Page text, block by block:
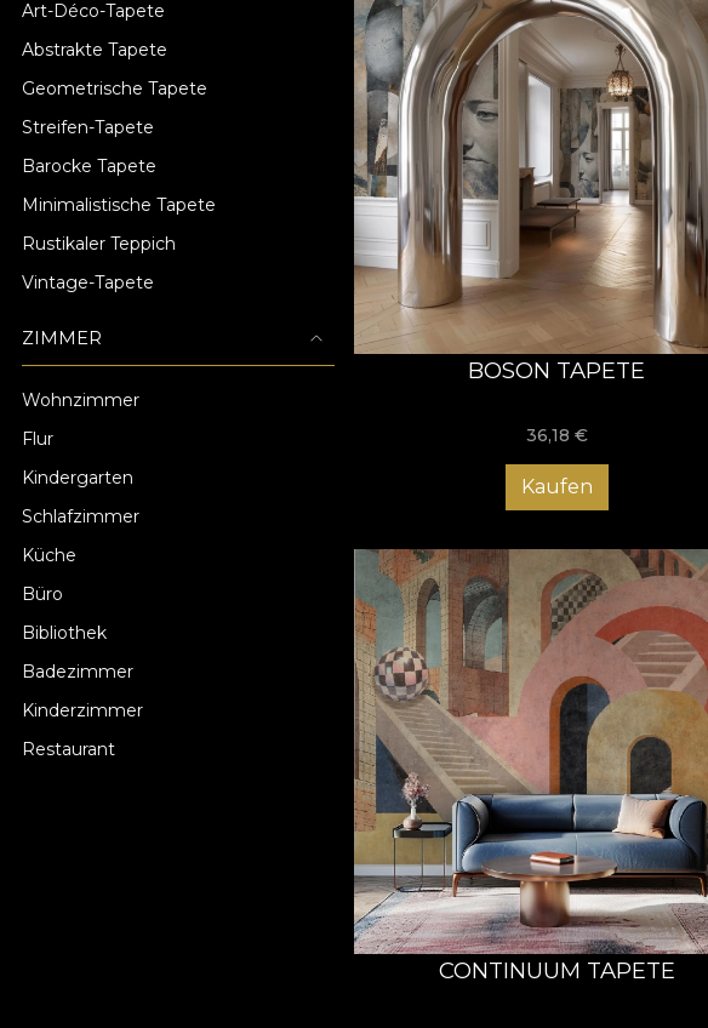
Art-Déco-Tapete
Abstrakte Tapete
Geometrische Tapete
Streifen-Tapete
Barocke Tapete
Minimalistische Tapete
Rustikaler Teppich
Vintage-Tapete
ZIMMER
Wohnzimmer
Flur
Kindergarten
Schlafzimmer
Küche
Büro
Bibliothek
Badezimmer
Kinderzimmer
Restaurant
BOSON TAPETE
36,18 €
Kaufen
CONTINUUM TAPETE